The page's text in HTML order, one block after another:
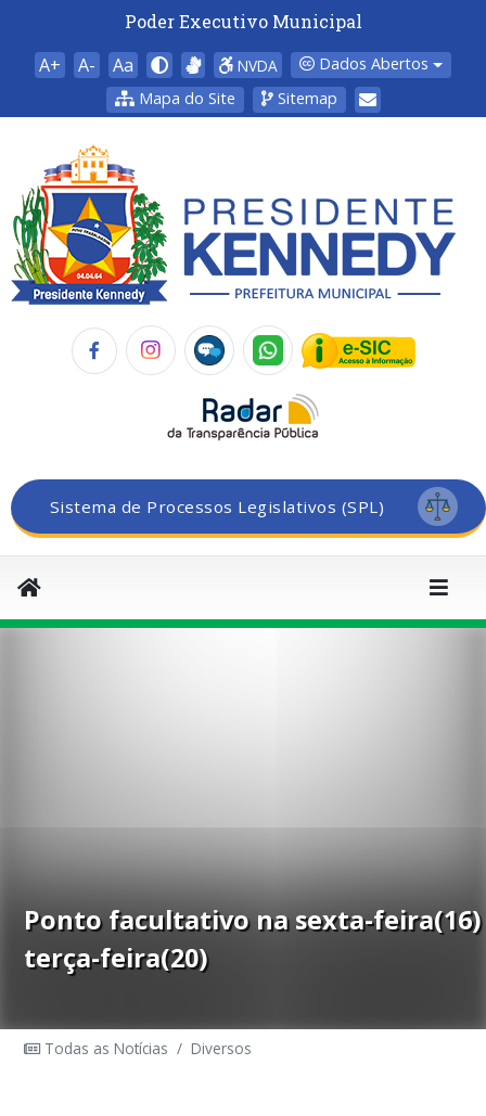
Poder Executivo Municipal
A+ A- Aa NVDA
Dados Abertos
Mapa do Site
Sitemap
Sistema de Processos Legislativos (SPL)
Ponto facultativo na sexta-feira(16)
terça-feira(20)
Todas as Notícias / Diversos